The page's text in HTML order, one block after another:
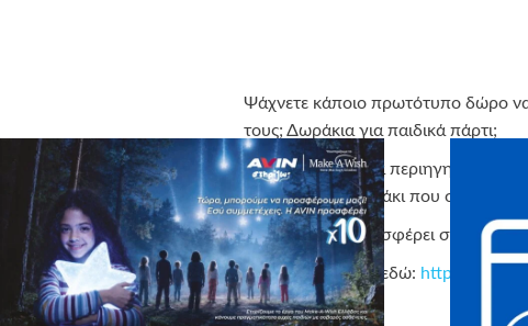
Ψάχνετε κάποιο πρωτότυπο δώρο
τους; Δωράκια για παιδικά πάρτι;
ΤΩΡΑ μπορείτε να περιηγηθείτε
επιλέξετε ένα δωράκι που σίγουρα
Ένα δώρο – συνεισφέρει στην
Επιστεφτείτε μας εδώ: http://